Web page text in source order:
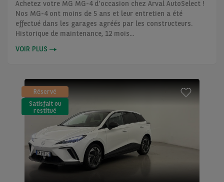
Achetez votre MG MG-4 d'occasion chez Arval AutoSelect !
Nos MG-4 ont moins de 5 ans et leur entretien a été
effectué dans les garages agréés par les constructeurs.
Historique de maintenance, 12 mois...
VOIR PLUS
Réservé
Satisfait ou
restitué
(LLD)*